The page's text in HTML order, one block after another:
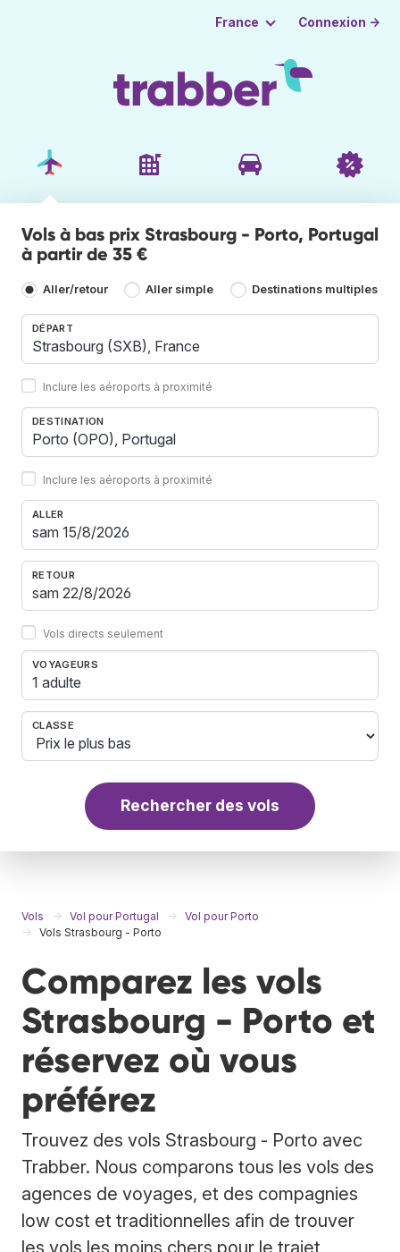
France Connexion →
Vols à bas prix Strasbourg - Porto, Portugal
à partir de 35 €
Aller/retour Aller simple Destinations multiples
DÉPART
Inclure les aéroports à proximité
DESTINATION
Inclure les aéroports à proximité
ALLER
RETOUR
Vols directs seulement
VOYAGEURS
1 adulte
CLASSE
Rechercher des vols
Vols Vol pour Portugal
Vol pour Porto
Vols Strasbourg - Porto
Comparez les vols
Strasbourg - Porto et
réservez où vous
préférez
Trouvez des vols Strasbourg - Porto avec
Trabber. Nous comparons tous les vols des
agences de voyages, et des compagnies
low cost et traditionnelles afin de trouver
les vols les moins chers pour le trajet